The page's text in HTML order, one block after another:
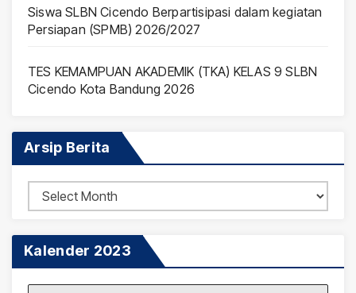
Siswa SLBN Cicendo Berpartisipasi dalam kegiatan
Persiapan (SPMB) 2026/2027
TES KEMAMPUAN AKADEMIK (TKA) KELAS 9 SLBN
Cicendo Kota Bandung 2026
Arsip Berita
Arsip
Berita
Kalender 2023